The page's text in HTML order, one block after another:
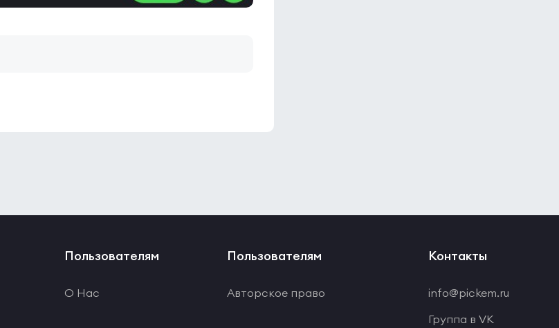
Пользователям
О Нас
Пользователям
Авторское право
Контакты
info@pickem.ru
Группа в VK